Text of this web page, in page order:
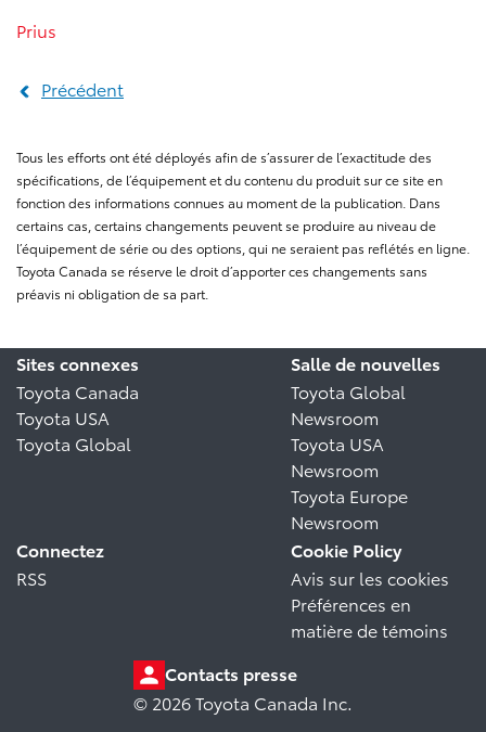
Prius
Précédent
Tous les efforts ont été déployés afin de s’assurer de l’exactitude des
spécifications, de l’équipement et du contenu du produit sur ce site en
fonction des informations connues au moment de la publication. Dans
certains cas, certains changements peuvent se produire au niveau de
l’équipement de série ou des options, qui ne seraient pas reflétés en ligne.
Toyota Canada se réserve le droit d’apporter ces changements sans
préavis ni obligation de sa part.
Sites connexes
Toyota Canada
Toyota USA
Toyota Global
Salle de nouvelles
Toyota Global
Newsroom
Toyota USA
Newsroom
Toyota Europe
Newsroom
Connectez
RSS
Cookie Policy
Avis sur les cookies
Préférences en
matière de témoins
Contacts presse
© 2026 Toyota Canada Inc.